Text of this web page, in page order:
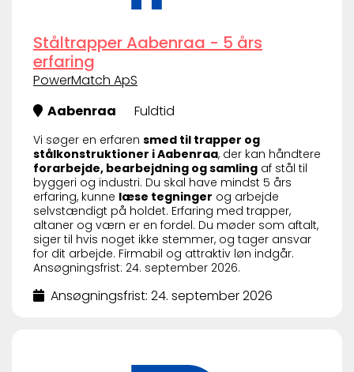
Ståltrapper Aabenraa - 5 års
erfaring
PowerMatch ApS
Aabenraa
Fuldtid
Vi søger en erfaren smed til trapper og
stålkonstruktioner i Aabenraa, der kan håndtere
forarbejde, bearbejdning og samling af stål til
byggeri og industri. Du skal have mindst 5 års
erfaring, kunne læse tegninger og arbejde
selvstændigt på holdet. Erfaring med trapper,
altaner og værn er en fordel. Du møder som aftalt,
siger til hvis noget ikke stemmer, og tager ansvar
for dit arbejde. Firmabil og attraktiv løn indgår.
Ansøgningsfrist: 24. september 2026.
Ansøgningsfrist: 24. september 2026